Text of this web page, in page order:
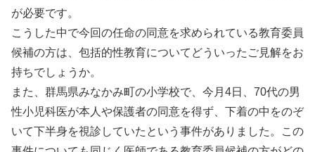
が必要です。
こうした中で今回の任命の同意を求められている教育委員
候補の方は、包括的性教育についてどういったご見解をお
持ちでしょうか。
また、群馬県みなかみ町の小学校で、今月4日、70代の男
性小児科医が本人や保護者の同意を得ず、下着の中をのぞ
いて下半身を視診していたという事件がありました。この